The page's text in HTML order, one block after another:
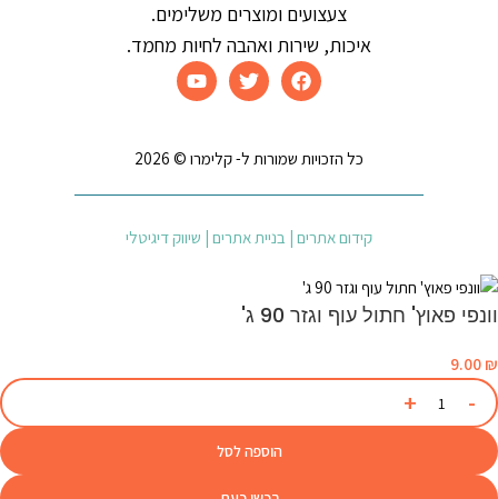
צעצועים ומוצרים משלימים.
איכות, שירות ואהבה לחיות מחמד.
כל הזכויות שמורות ל- קלימרו © 2026
קידום אתרים | בניית אתרים | שיווק דיגיטלי
וונפי פאוץ' חתול עוף וגזר 90 ג'
9.00 ₪
הוספה לסל